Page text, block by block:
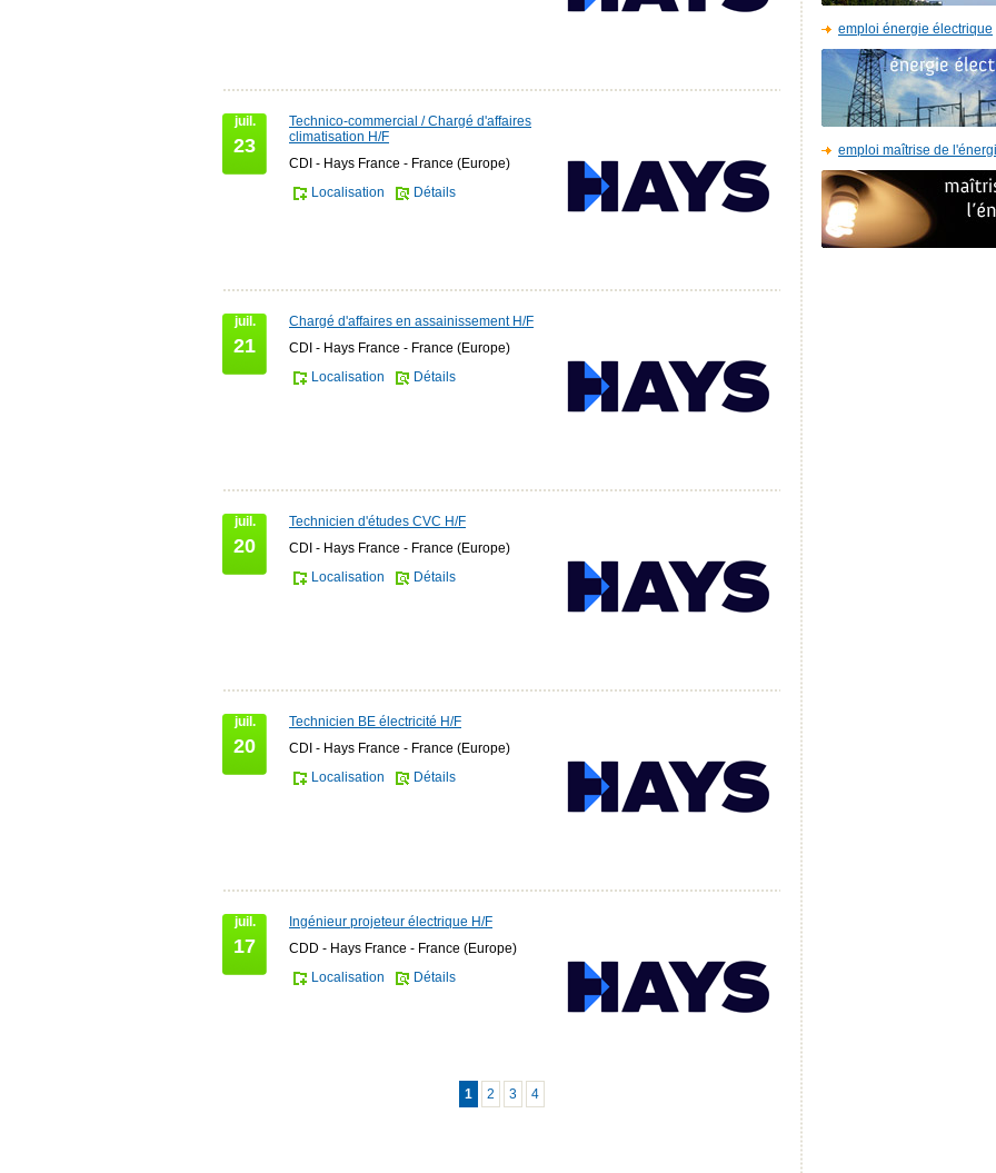
juil.
23
Technico-commercial / Chargé d'affaires
climatisation H/F
CDI - Hays France - France (Europe)
Localisation
Détails
juil.
21
Chargé d'affaires en assainissement H/F
CDI - Hays France - France (Europe)
Localisation
Détails
juil.
20
Technicien d'études CVC H/F
CDI - Hays France - France (Europe)
Localisation
Détails
juil.
20
Technicien BE électricité H/F
CDI - Hays France - France (Europe)
Localisation
Détails
juil.
17
Ingénieur projeteur électrique H/F
CDD - Hays France - France (Europe)
Localisation
Détails
1 2 3 4
emploi énergie électrique
emploi maîtrise de